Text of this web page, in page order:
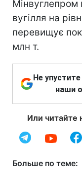
Мінвуглепром
вугілля на
перевищує
млн т.
Не
наши
Или читайте
Больше по теме: